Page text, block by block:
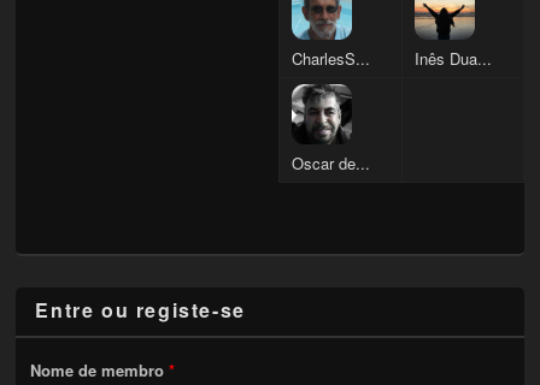
CharlesS... Inês Dua...
Oscar de...
Entre ou registe-se
Nome de membro*